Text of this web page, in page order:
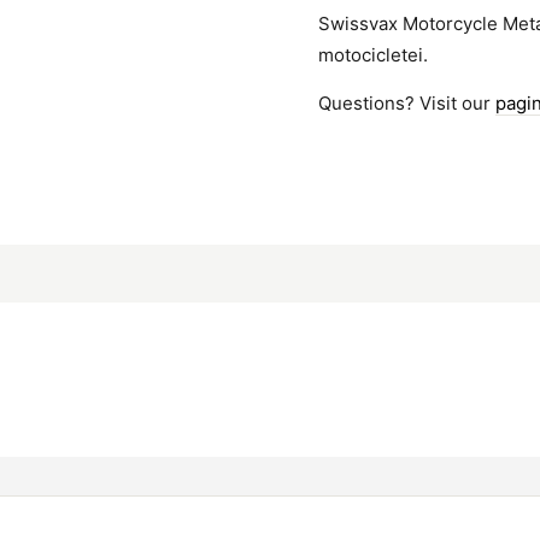
Swissvax Motorcycle
motocicletei.
Questions? Visit our